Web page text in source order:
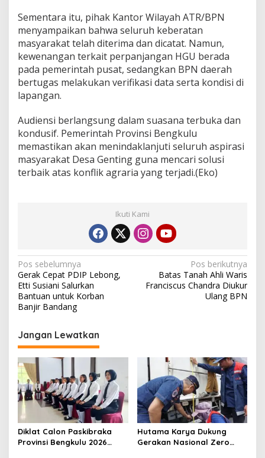
Sementara itu, pihak Kantor Wilayah ATR/BPN
menyampaikan bahwa seluruh keberatan
masyarakat telah diterima dan dicatat. Namun,
kewenangan terkait perpanjangan HGU berada
pada pemerintah pusat, sedangkan BPN daerah
bertugas melakukan verifikasi data serta kondisi di
lapangan.
Audiensi berlangsung dalam suasana terbuka dan
kondusif. Pemerintah Provinsi Bengkulu
memastikan akan menindaklanjuti seluruh aspirasi
masyarakat Desa Genting guna mencari solusi
terbaik atas konflik agraria yang terjadi.(Eko)
Ikuti Kami
Navigasi
pos
Pos sebelumnya
Gerak Cepat PDIP Lebong,
Etti Susiani Salurkan
Bantuan untuk Korban
Banjir Bandang
Pos berikutnya
Batas Tanah Ahli Waris
Franciscus Chandra Diukur
Ulang BPN
Jangan Lewatkan
Diklat Calon Paskibraka
Provinsi Bengkulu 2026
Hutama Karya Dukung
Gerakan Nasional Zero